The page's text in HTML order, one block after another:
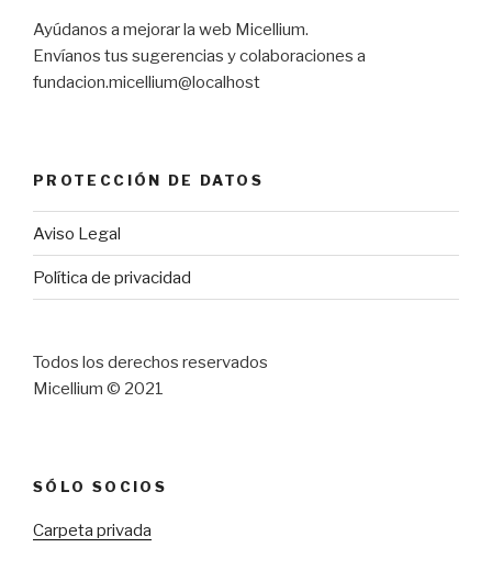
Ayúdanos a mejorar la web Micellium.
Envíanos tus sugerencias y colaboraciones a
fundacion.micellium@localhost
PROTECCIÓN DE DATOS
Aviso Legal
Política de privacidad
Todos los derechos reservados
Micellium © 2021
SÓLO SOCIOS
Carpeta privada